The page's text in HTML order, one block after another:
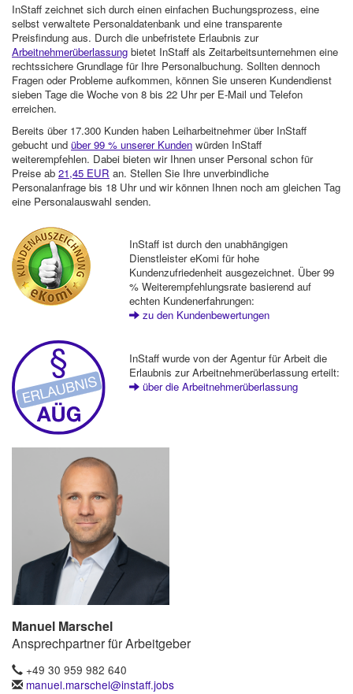
InStaff zeichnet sich durch einen einfachen Buchungsprozess, eine
selbst verwaltete Personaldatenbank und eine transparente
Preisfindung aus. Durch die unbefristete Erlaubnis zur
Arbeitnehmerüberlassung bietet InStaff als Zeitarbeitsunternehmen eine
rechtssichere Grundlage für Ihre Personalbuchung. Sollten dennoch
Fragen oder Probleme aufkommen, können Sie unseren Kundendienst
sieben Tage die Woche von 8 bis 22 Uhr per E-Mail und Telefon
erreichen.
Bereits über 17.300 Kunden haben Leiharbeitnehmer über InStaff
gebucht und über 99 % unserer Kunden würden InStaff
weiterempfehlen. Dabei bieten wir Ihnen unser Personal schon für
Preise ab 21,45 EUR an. Stellen Sie Ihre unverbindliche
Personalanfrage bis 18 Uhr und wir können Ihnen noch am gleichen Tag
eine Personalauswahl senden.
InStaff ist durch den unabhängigen
Dienstleister eKomi für hohe
Kundenzufriedenheit ausgezeichnet. Über 99
% Weiterempfehlungsrate basierend auf
echten Kundenerfahrungen:
zu den Kundenbewertungen
InStaff wurde von der Agentur für Arbeit die
Erlaubnis zur Arbeitnehmerüberlassung erteilt:
über die Arbeitnehmerüberlassung
Manuel Marschel
Ansprechpartner für Arbeitgeber
+49 30 959 982 640
manuel.marschel@instaff.jobs